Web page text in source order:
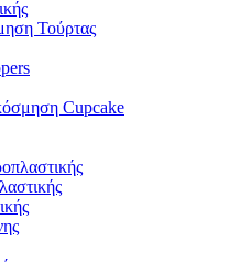
Τούρτας
Cupcake